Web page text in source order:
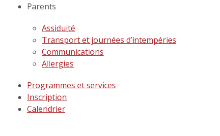
Parents
Assiduité
Transport et journées d’intempéries
Communications
Allergies
Programmes et services
Inscription
Calendrier